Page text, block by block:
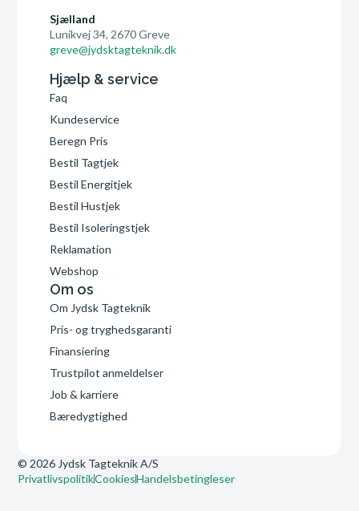
Sjælland
Lunikvej 34, 2670 Greve
greve@jydsktagteknik.dk
Hjælp & service
Faq
Kundeservice
Beregn Pris
Bestil Tagtjek
Bestil Energitjek
Bestil Hustjek
Bestil Isoleringstjek
Reklamation
Webshop
Om os
Om Jydsk Tagteknik
Pris- og tryghedsgaranti
Finansiering
Trustpilot anmeldelser
Job & karriere
Bæredygtighed
© 2026 Jydsk Tagteknik A/S
PrivatlivspolitikCookiesHandelsbetingleser